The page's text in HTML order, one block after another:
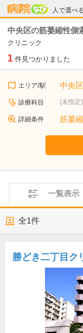
人で選べ
病院なび
中央区の筋萎縮性側
クリニック
1 件見つかりました
エリア/駅 中央区
診療科目 (未指定)
詳細条件 筋萎
一覧表示
全1件
勝どき二丁目ク